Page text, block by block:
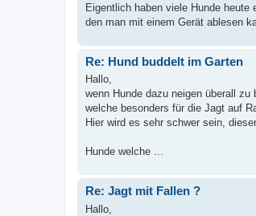
Eigentlich haben viele Hunde heute
den man mit einem Gerät ablesen
Re: Hund buddelt im Garten
Hallo,
wenn Hunde dazu neigen überall
welche besonders für die Jagt auf
Hier wird es sehr schwer sein,
Hunde welche ...
Re: Jagt mit Fallen ?
Hallo,